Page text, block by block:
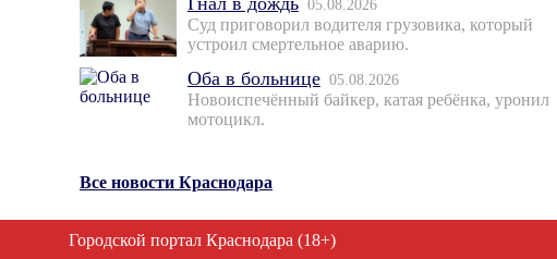
05.08.2026
Суд приговорил водителя грузовика, который
устроил смертельное аварию.
Оба в больнице 05.08.2026
Новоиспечённый байкер, катая ребёнка, уронил
мотоцикл.
Все новости Краснодара
Городской портал Краснодара (18+)